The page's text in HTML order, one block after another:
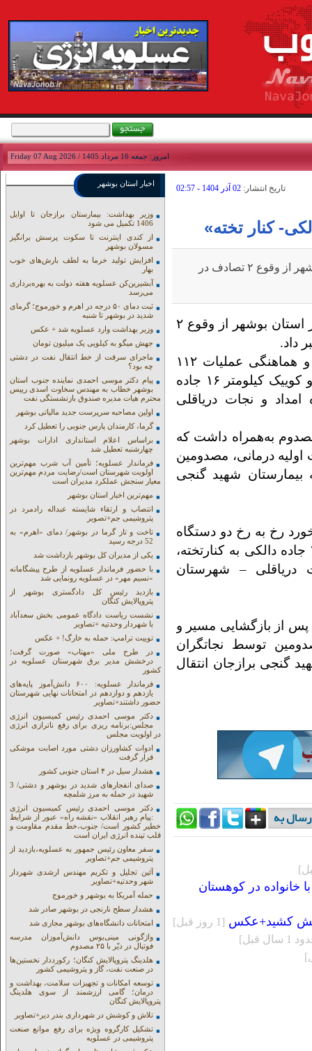
امروز: جمعه 16 مرداد 1405 / Friday 07 Aug 2026
تاريخ انتشار: 02 آذر 1404 - 02:57
نوای جنوب:معاون امداد و نجات جمعیت هلال‌احمر استان بوشهر از وقوع ۲ تصادف در
نوای جنوب:معاون امداد و نجات جمعیت هلال‌احمر استان بوشهر از وقوع ۲
علی یوسفی نیا گفت: طی گزارش مرکز کنترل و هماهنگی عملیات ۱۱۲
مبنی بر برخورد رخ به رخ دو دستگاه خودرو ۴۰۵ و کوییک کیلومتر ۱۶ جاده
امداد و نجات دریاقلی
مصدوم به‌همراه داشت که
درمانی، مصدومین
بیمارستان شهید گنجی
رخ به رخ دو دستگاه
سواری شاهین و خودرو ساینا در تونل کیلومتر ۲۰ جاده دالکی به کنارتخته،
دریاقلی – شهرستان
از بازگشایی مسیر و
توسط نجاتگران
به بیمارستان شهید گنجی برازجان انتقال
خانواده در کوهستان
کشید+عکس [1 روز قبل]
سال قبل]
اخبار استان بوشهر
وزیر بهداشت: بیمارستان برازجان تا اوایل
1406 تکمیل می شود
از کندی اینترنت تا سکوت پرسش برانگیز
مسولان بوشهر
افزایش تولید خرما به لطف بارش‌های خوب
بهار
آبشیرین‌کن عسلویه هفته دولت به بهره‌برداری
می‌رسد
ثبت دمای ۵۰ درجه در اهرم و خورموج؛ گرمای
شدید در بوشهر تا شنبه
وزیر بهداشت وارد عسلویه شد + عکس
جهش میگو به کیلویی یک میلیون تومان
ماجرای سرقت از خط انتقال نفت در دشتی
چه بود؟
پیام دکتر موسی احمدی نماینده جنوب استان
بوشهر خطاب به مهندس سخاوت اسدی رییس
محترم هیات مدیره صندوق بازنشستگی نفت
اولین مصاحبه سرپرست جدید مالیاتی بوشهر
گرما، کارمندان پارس جنوبی را تعطیل کرد
براساس اعلام استانداری ادارات بوشهر
چهارشنبه تعطیل شد
فرماندار عسلویه؛ تأمین آب شرب مهم‌ترین
اولویت شهرستان است/رضایت مردم مهم‌ترین
معیار سنجش عملکرد مدیران است
مهم‌ترین اخبار استان بوشهر
انتصاب و ارتقاء شایسته عبداله رادمرد در
پتروشیمی جم+تصویر
تاخت و تاز گرما در بوشهر/ دمای «اهرم» به
52 درجه رسید
یکی از مدیران کل بوشهر بازداشت شد
با حضور فرماندار عسلویه از طرح پیشگامانه
«نسیم مهر» در عسلویه رونمایی شد
بازدید رئیس کل دادگستری بوشهر از
پتروپالایش کنگان
نشست ریاست دادگاه عمومی بخش سعدآباد
با شهردار وحدتیه +تصاویر
توییت ترامپ: حمله به خارگ! + عکس
در طرح ملی «مهتاب» صورت گرفت؛
درخشش مدیر برق شهرستان عسلویه در
کشور
فرماندار عسلویه: ۶۰۰ دانش‌آموز پایه‌های
یازدهم و دوازدهم در امتحانات نهایی شهرستان
حضور داشتند+تصاویر
دکتر موسی احمدی رئیس کمیسیون انرژی
مجلس:برنامه ریزی برای رفع ناترازی انرژی
در اولویت مجلس
ادوات کشاورزان دشتی مورد اصابت موشکی
قرار گرفت
هشدار سیل در ۴ استان جنوبی کشور
صدای انفجارهای شدید در بوشهر و دشتی/ 3
شهید در حمله به مرز شلمچه
دکتر موسی احمدی رئیس کمیسیون انرژی
:پیام رهبر انقلاب «نقشه راه» عبور از شرایط
خطیر کشور است/ جنوب،خط مقدم مقاومت و
قلب تپنده انرژی ایران است
سفر معاون رئیس جمهور به عسلویه،بازدید از
پتروشیمی جم+تصاویر
آئین تجلیل و تکریم مهندس ارشدی شهردار
شهر وحدتیه+تصاویر
حمله آمریکا به بوشهر و خورموج
هشدار سطح نارنجی در بوشهر صادر شد
امتحانات دانشگاه‌های بوشهر مجازی شد
واژگونی مینی‌بوس دانش‌آموزان مدرسه
فوتبال در دیّر با ۲۵ مصدوم
هلدینگ پتروپالایش کنگان؛ رکورددار نخستین‌ها
در صنعت نفت، گاز و پتروشیمی کشور
توسعه امکانات و تجهیزات سلامت، بهداشت و
درمان؛ گامی ارزشمند از سوی هلدینگ
پتروپالایش کنگان
تلاش و کوشش در شهرداری بندر دیر+تصاویر
تشکیل کارگروه ویژه برای رفع موانع صنعت
پتروشیمی در عسلویه